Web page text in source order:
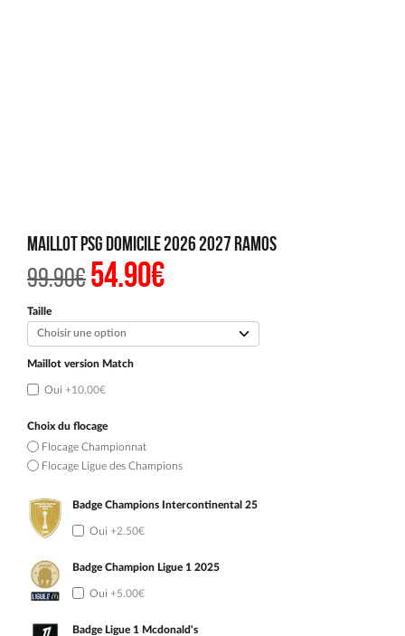
Maillot PSG Domicile 2026 2027 Ramos
99.90€Le
prix
était :
99.90€.
54.90€Le
prix
est :
54.90€.
Taille
Maillot version Match
Oui +10.00€
Choix du flocage
Flocage Championnat
Flocage Ligue des Champions
Badge Champions Intercontinental 25
Oui +2.50€
Badge Champion Ligue 1 2025
Oui +5.00€
Badge Ligue 1 Mcdonald's